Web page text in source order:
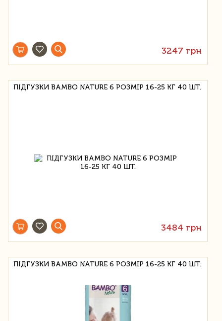
3247 грн
ПІДГУЗКИ BAMBO NATURE 6 РОЗМІР 16-25 КГ 40 ШТ.
3484 грн
ПІДГУЗКИ BAMBO NATURE 6 РОЗМІР 16-25 КГ 40 ШТ.